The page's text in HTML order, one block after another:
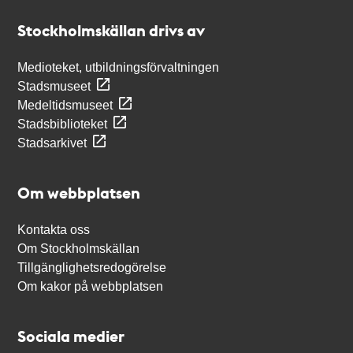
Stockholmskällan drivs av
Medioteket, utbildningsförvaltningen
Stadsmuseet
Medeltidsmuseet
Stadsbiblioteket
Stadsarkivet
Om webbplatsen
Kontakta oss
Om Stockholmskällan
Tillgänglighetsredogörelse
Om kakor på webbplatsen
Sociala medier